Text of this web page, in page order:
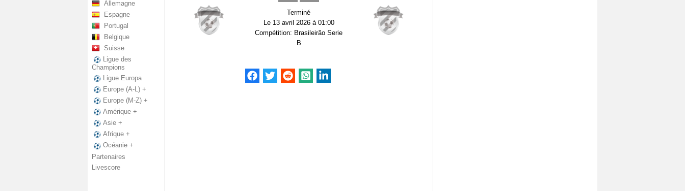
Allemagne
Espagne
Portugal
Belgique
Suisse
Ligue des
Champions
Ligue Europa
Europe (A-L) +
Europe (M-Z) +
Amérique +
Asie +
Afrique +
Océanie +
Partenaires
Livescore
Terminé
Le 13 avril 2026 à 01:00
Compétition: Brasileirão Serie
B